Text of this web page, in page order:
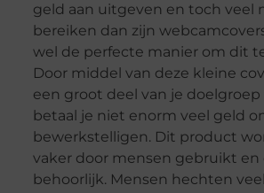
geld aan uitgeven en toch veel
bereiken dan zijn
wel de perfecte manier om dit
Door middel van deze kleine
een groot deel van je
betaal je niet enorm veel geld
bewerkstelligen. Dit product
vaker door mensen gebruikt en
behoorlijk. Mensen hechten